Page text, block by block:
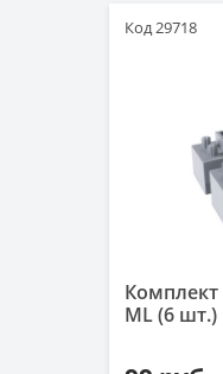
Код 29718
ML (6 шт.)